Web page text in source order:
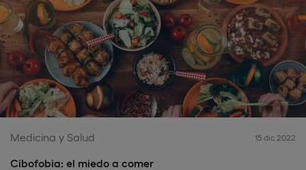
Medicina y Salud 15 dic 2022
Cibofobia: el miedo a comer